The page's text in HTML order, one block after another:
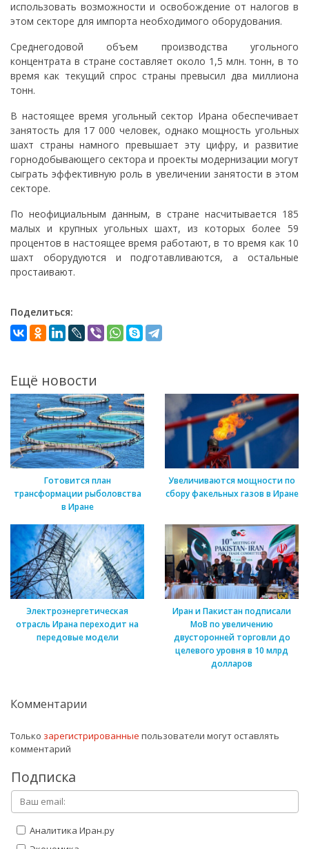
использовать возможности и освобождение от налогов в
этом секторе для импорта необходимого оборудования.
Среднегодовой объем производства угольного
концентрата в стране составляет около 1,5 млн. тонн, в то
время как текущий спрос страны превысил два миллиона
тонн.
В настоящее время угольный сектор Ирана обеспечивает
занятость для 17 000 человек, однако мощность угольных
шахт страны намного превышает эту цифру, и развитие
горнодобывающего сектора и проекты модернизации могут
сыграть эффективную роль в увеличении занятости в этом
секторе.
По неофициальным данным, в стране насчитывается 185
малых и крупных угольных шахт, из которых более 59
процентов в настоящее время работают, в то время как 10
шахт оборудуются и подготавливаются, а остальные
простаивают.
Поделиться:
Ещё новости
Готовится план
трансформации рыболовства
в Иране
Увеличиваются мощности по
сбору факельных газов в Иране
Электроэнергетическая
отрасль Ирана переходит на
передовые модели
Иран и Пакистан подписали
МоВ по увеличению
двусторонней торговли до
целевого уровня в 10 млрд
долларов
Комментарии
Только зарегистрированные пользователи могут оставлять
комментарий
Подписка
Аналитика Иран.ру